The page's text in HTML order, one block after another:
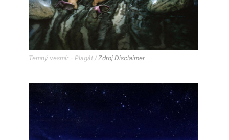
Temný vesmír - Plagát /Zdroj Disclaimer